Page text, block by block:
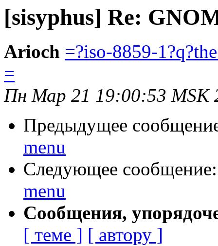
[sisyphus] Re:
Arioch =?iso-8859-
=
Пн Мар 21 19:00:53 MSK
Предыдущее
menu
Следующее
menu
Сообщения,
[ теме ] [ автору ]